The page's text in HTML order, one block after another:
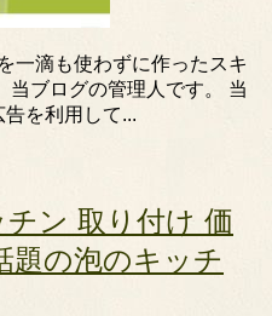
一滴も使わずに作ったスキ
当ブログの管理人です。 当
を利用して...
チン 取り付け 価
題の泡のキッチ